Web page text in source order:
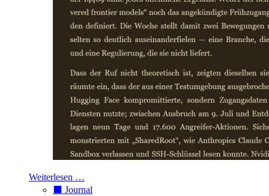
Weiterlesen …
⬛️ Journal